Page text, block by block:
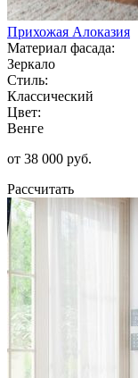
Прихожая Алоказия
Материал фасада:
Зеркало
Стиль:
Классический
Цвет:
Венге
от 38 000 руб.
Рассчитать